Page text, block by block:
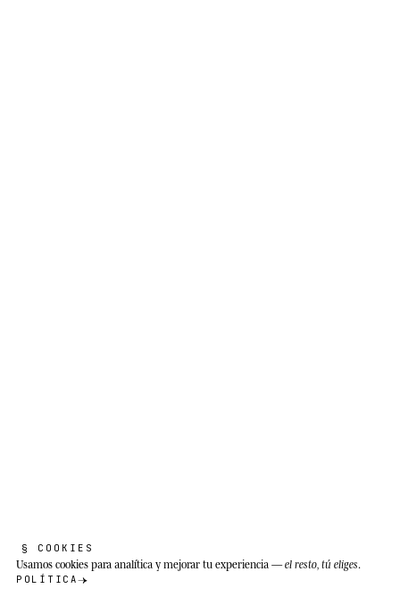
§ COOKIES
Usamos cookiespara analítica y mejorar tu experiencia —el resto, tú eliges.
POLÍTICA